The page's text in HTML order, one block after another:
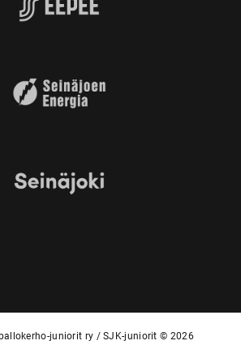
juniorit ry / SJK-juniorit © 2026